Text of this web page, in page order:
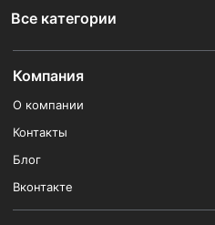
Все категории
Компания
О компании
Контакты
Блог
Вконтакте